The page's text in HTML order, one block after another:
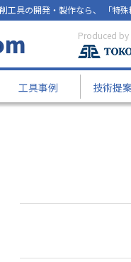
工具の開発・製作なら、 「特
Produced by
工具事例 技術提